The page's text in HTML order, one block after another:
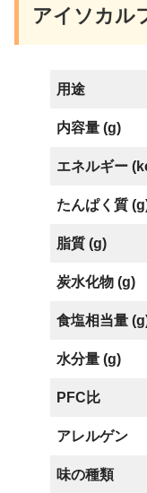
アイソカル
用途
内容量 (g)
エネルギー
たんぱく質
脂質 (g)
炭水化物 (g)
食塩相当量
水分量 (g)
PFC比
アレルゲン
味の種類